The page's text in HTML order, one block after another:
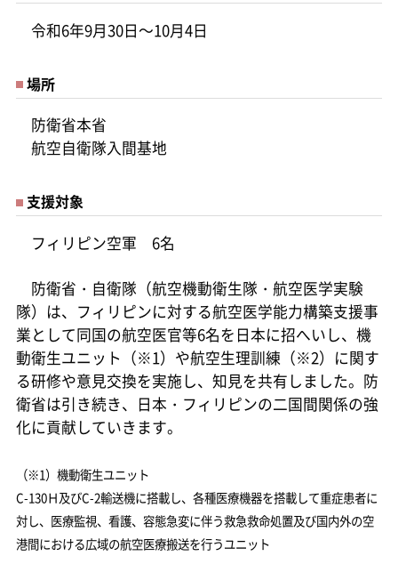
令和6年9月30日～10月4日
場所
防衛省本省
航空自衛隊入間基地
支援対象
フィリピン空軍 6名
防衛省・自衛隊（航空機動衛生隊・航空医学実験
隊）は、フィリピンに対する航空医学能力構築支援事
業として同国の航空医官等6名を日本に招へいし、機
動衛生ユニット（※1）や航空生理訓練（※2）に関す
る研修や意見交換を実施し、知見を共有しました。防
衛省は引き続き、日本・フィリピンの二国間関係の強
化に貢献していきます。
（※1）機動衛生ユニット
C-130Ｈ及びC-2輸送機に搭載し、各種医療機器を搭載して重症患者に
対し、医療監視、看護、容態急変に伴う救急救命処置及び国内外の空
港間における広域の航空医療搬送を行うユニット